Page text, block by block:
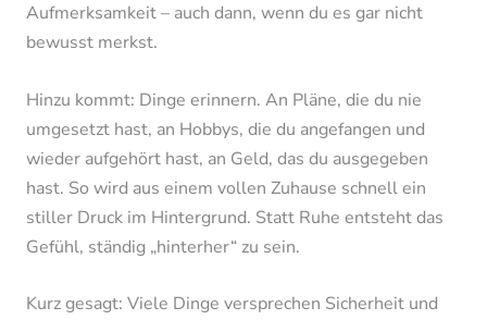
Aufmerksamkeit – auch dann, wenn du es gar nicht
bewusst merkst.
Hinzu kommt: Dinge erinnern. An Pläne, die du nie
umgesetzt hast, an Hobbys, die du angefangen und
wieder aufgehört hast, an Geld, das du ausgegeben
hast. So wird aus einem vollen Zuhause schnell ein
stiller Druck im Hintergrund. Statt Ruhe entsteht das
Gefühl, ständig „hinterher“ zu sein.
Kurz gesagt: Viele Dinge versprechen Sicherheit und